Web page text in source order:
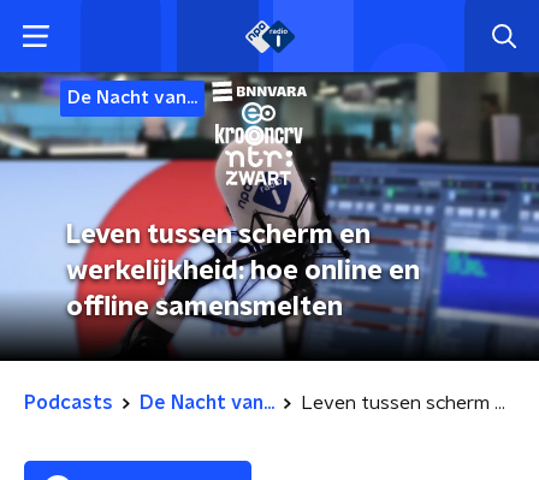
De Nacht van...
Leven tussen scherm en
werkelijkheid: hoe online en
offline samensmelten
Podcasts De Nacht van... Leven tussen scherm en werkelijkheid: hoe online en offline samensmelten